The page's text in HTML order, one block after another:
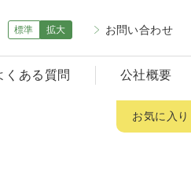
標準 拡大 お問い合わせ
くある質問 公社概要
お気に入り